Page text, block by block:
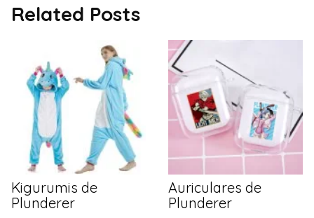
Related Posts
Kigurumis de
Plunderer
Auriculares de
Plunderer